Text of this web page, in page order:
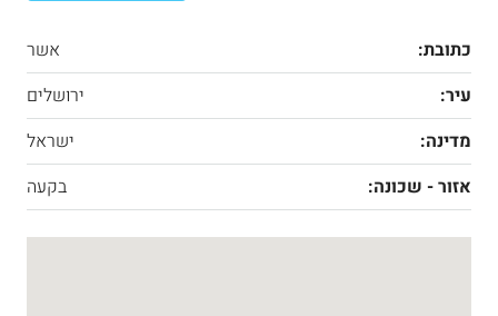
כתובת:
אשר
עיר:
ירושלים
מדינה:
ישראל
אזור - שכונה:
בקעה